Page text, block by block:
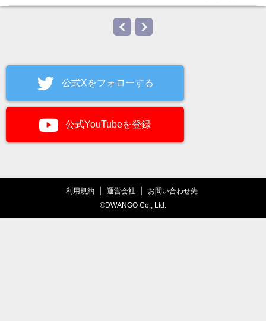
公式Xをフォローする
公式YouTubeを登録
利用規約 運営会社
お問い合わせ先
©DWANGO Co., Ltd.